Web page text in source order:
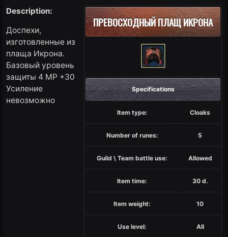
ПРЕВОСХОДНЫЙ ПЛАЩ ИКРОНА
Specifications
Item type: Cloaks
Number of runes: 5
Guild \ Team battle use: Allowed
Item time: 30 d.
Item weight: 10
Use level: All
Description:
Доспехи,
изготовленные из
плаща Икрона.
Базовый уровень
защиты 4 MP +30
Усиление
невозможно